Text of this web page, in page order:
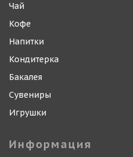
Чай
Кофе
Напитки
Кондитерка
Бакалея
Сувениры
Игрушки
Информация